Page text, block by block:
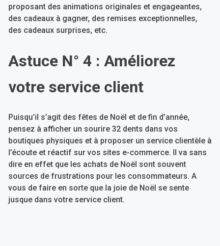
proposant des animations originales et engageantes,
des cadeaux à gagner, des remises exceptionnelles,
des cadeaux surprises, etc.
Astuce N° 4 : Améliorez
votre service client
Puisqu’il s’agit des fêtes de Noël et de fin d’année,
pensez à afficher un sourire 32 dents dans vos
boutiques physiques et à proposer un service clientèle à
l’écoute et réactif sur vos sites e-commerce. Il va sans
dire en effet que les achats de Noël sont souvent
sources de frustrations pour les consommateurs. A
vous de faire en sorte que la joie de Noël se sente
jusque dans votre service client.